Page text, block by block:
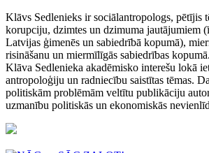
Klāvs Sedlenieks ir sociālantropologs, pētījis
korupciju, dzimtes un dzimuma jautājumiem
Latvijas ģimenēs un sabiedrībā kopumā),
risināšanu un miermīlīgās sabiedrības
Klāva Sedlenieka akadēmisko interešu lokā
antropoloģiju un radniecību saistītas tēmas.
politiskām problēmām veltītu publikāciju
uzmanību politiskās un ekonomiskās